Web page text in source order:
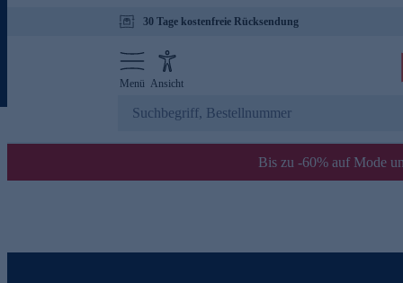
30 Tage kostenfreie Rücksendung
Menü Ansicht
Bis zu -60% auf Mode